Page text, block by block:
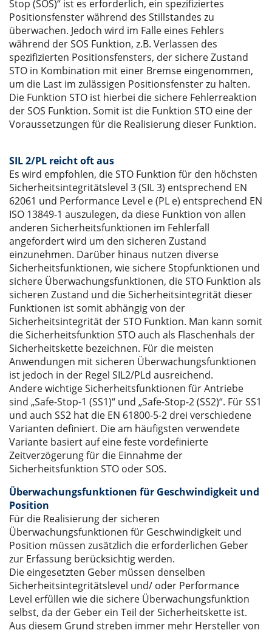
Stop (SOS)“ ist es erforderlich, ein spezifiziertes
Positionsfenster während des Stillstandes zu
überwachen. Jedoch wird im Falle eines Fehlers
während der SOS Funktion, z.B. Verlassen des
spezifizierten Positionsfensters, der sichere Zustand
STO in Kombination mit einer Bremse eingenommen,
um die Last im zulässigen Positionsfenster zu halten.
Die Funktion STO ist hierbei die sichere Fehlerreaktion
der SOS Funktion. Somit ist die Funktion STO eine der
Voraussetzungen für die Realisierung dieser Funktion.
SIL 2/PL reicht oft aus
Es wird empfohlen, die STO Funktion für den höchsten
Sicherheitsintegritätslevel 3 (SIL 3) entsprechend EN
62061 und Performance Level e (PL e) entsprechend EN
ISO 13849-1 auszulegen, da diese Funktion von allen
anderen Sicherheitsfunktionen im Fehlerfall
angefordert wird um den sicheren Zustand
einzunehmen. Darüber hinaus nutzen diverse
Sicherheitsfunktionen, wie sichere Stopfunktionen und
sichere Überwachungsfunktionen, die STO Funktion als
sicheren Zustand und die Sicherheitsintegrität dieser
Funktionen ist somit abhängig von der
Sicherheitsintegrität der STO Funktion. Man kann somit
die Sicherheitsfunktion STO auch als Flaschenhals der
Sicherheitskette bezeichnen. Für die meisten
Anwendungen mit sicheren Überwachungsfunktionen
ist jedoch in der Regel SIL2/PLd ausreichend.
Andere wichtige Sicherheitsfunktionen für Antriebe
sind „Safe-Stop-1 (SS1)“ und „Safe-Stop-2 (SS2)“. Für SS1
und auch SS2 hat die EN 61800-5-2 drei verschiedene
Varianten definiert. Die am häufigsten verwendete
Variante basiert auf eine feste vordefinierte
Zeitverzögerung für die Einnahme der
Sicherheitsfunktion STO oder SOS.
Überwachungsfunktionen für Geschwindigkeit und
Position
Für die Realisierung der sicheren
Überwachungsfunktionen für Geschwindigkeit und
Position müssen zusätzlich die erforderlichen Geber
zur Erfassung berücksichtig werden.
Die eingesetzten Geber müssen denselben
Sicherheitsintegritätslevel und/ oder Performance
Level erfüllen wie die sichere Überwachungsfunktion
selbst, da der Geber ein Teil der Sicherheitskette ist.
Aus diesem Grund streben immer mehr Hersteller von